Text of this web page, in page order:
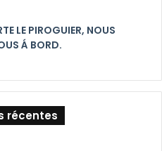
LE PIROGUIER, NOUS
Á BORD.
récentes